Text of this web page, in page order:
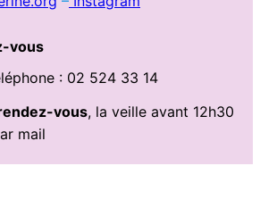
vous
: 02 524 33 14
vous, la veille avant 12h30
mail